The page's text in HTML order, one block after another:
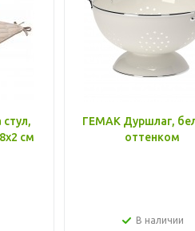
см
ГЕМАК Дуршлаг,
оттенком
В наличии